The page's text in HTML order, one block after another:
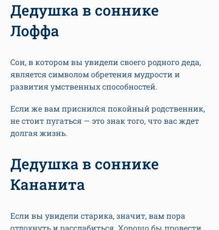
Дедушка в соннике
Лоффа
Сон, в котором вы увидели своего родного деда,
является символом обретения мудрости и
развития умственных способностей.
Если же вам приснился покойный родственник,
не стоит пугаться — это знак того, что вас ждет
долгая жизнь.
Дедушка в соннике
Кананита
Если вы увидели старика, значит, вам пора
отдохнуть и расслабиться. Хорошо бы провести